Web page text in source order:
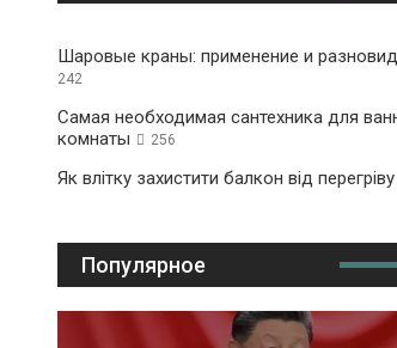
Шаровые краны: применение и
242
Самая необходимая сантехника для
комнаты
256
Як влітку захистити балкон від перегріву
Популярное